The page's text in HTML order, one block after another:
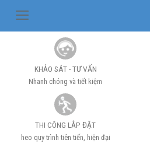
KHẢO SÁT - TƯ VẤN
Nhanh chóng và tiết kiệm
THI CÔNG LẮP ĐẶT
heo quy trình tiên tiến, hiện đại